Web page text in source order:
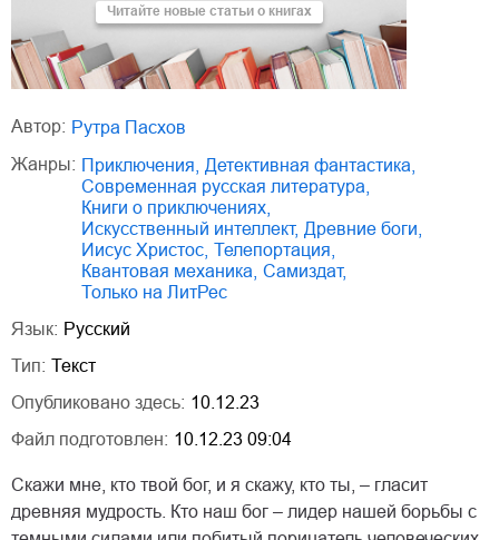
Читайте новые статьи о книгах
Автор:
Рутра Пасхов
Жанры:
приключения детективная фантастика
современная русская литература
книги о приключениях
искусственный интеллект, древние боги
Иисус Христос
телепортация
квантовая механика
Самиздат,
только на ЛитРес
Язык: Русский
Тип: Текст
Опубликовано здесь: 10.12.23
Файл подготовлен: 10.12.23 09:04
Скажи мне, кто твой бог, и я скажу, кто ты, – гласит
древняя мудрость. Кто наш бог – лидер нашей борьбы с